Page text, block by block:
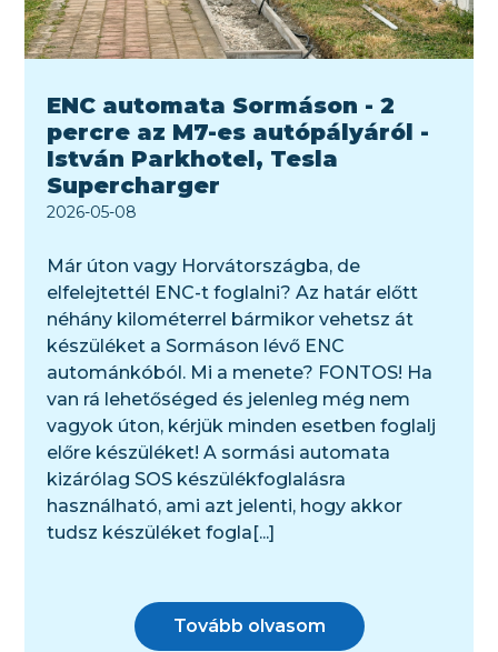
ENC automata Sormáson - 2
percre az M7-es autópályáról -
István Parkhotel, Tesla
Supercharger
2026-05-08
Már úton vagy Horvátországba, de
elfelejtettél ENC-t foglalni? Az határ előtt
néhány kilométerrel bármikor vehetsz át
készüléket a Sormáson lévő ENC
autománkóból. Mi a menete? FONTOS! Ha
van rá lehetőséged és jelenleg még nem
vagyok úton, kérjük minden esetben foglalj
előre készüléket! A sormási automata
kizárólag SOS készülékfoglalásra
használható, ami azt jelenti, hogy akkor
tudsz készüléket fogla[...]
Tovább olvasom